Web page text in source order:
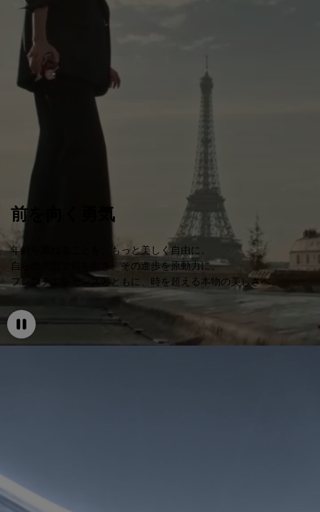
前を向く勇気
年齢を重ねることを、もっと美しく自由に。
自らの意思で前を向き、その進歩を原動力に。
フレンチエッセンスとともに、時を超える本物の美しさへ。